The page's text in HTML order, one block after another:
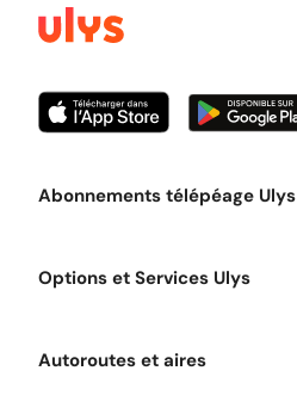
Abonnements télépéage Ulys
Options et Services Ulys
Autoroutes et aires